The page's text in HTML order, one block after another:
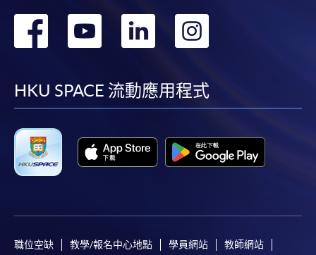
如須甄選入學，則正式收據並不可作為 閣下已獲
取錄的證明。學院將在截止報名日期後儘快通知申
請者是否獲取錄。落選的申請人將獲退還已繳交的
免責聲明
本學院為學院開設的其中一些課程提供在線服務的平台。雖然
準確、資訊適合任何目的、資訊不含電腦病毒等。
轉
facebook
轉
youtube
轉
linkedin
HKU SPACE 流動應用程式
職位空缺 教學/報名中心地點 學員網站 教師網站